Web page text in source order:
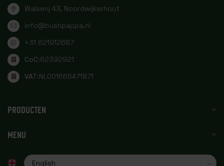
Walserij 43, Noordwijkerhout
info@bushpappa.nl
+31 621912687
CoC:62392921
VAT:NL001666471B71
PRODUCTEN
MENU